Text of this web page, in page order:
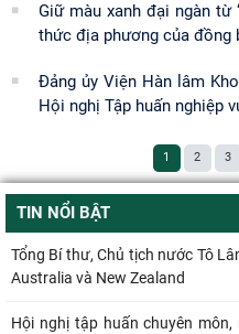
Giữ màu xanh đại ngàn từ
thức địa phương của đồng
Đảng ủy Viện Hàn lâm
Hội nghị Tập huấn nghiệp
1 2 3
TIN NỔI BẬT
Tổng Bí thư, Chủ tịch nước Tô
Australia và New Zealand
Hội nghị tập huấn chuyên